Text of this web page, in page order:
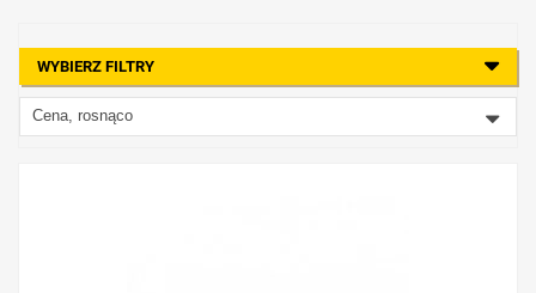
WYBIERZ FILTRY
Cena, rosnąco